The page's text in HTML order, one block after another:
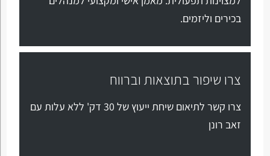
בכירים וליזמים.
צרו שיפור בתוצאות וברווח
צרו קשר לתיאום שיחת ייעוץ של 30 דק' ללא עלות עם
זאב רונן